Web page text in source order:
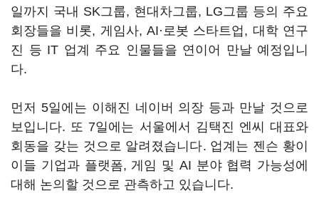
일까지 국내 SK그룹, 현대차그룹, LG그룹 등의 주요
회장들을 비롯, 게임사, AI·로봇 스타트업, 대학 연구
진 등 IT 업계 주요 인물들을 연이어 만날 예정입니
다.
먼저 5일에는 이해진 네이버 의장 등과 만날 것으로
보입니다. 또 7일에는 서울에서 김택진 엔씨 대표와
회동을 갖는 것으로 알려졌습니다. 업계는 젠슨 황이
이들 기업과 플랫폼, 게임 및 AI 분야 협력 가능성에
대해 논의할 것으로 관측하고 있습니다.